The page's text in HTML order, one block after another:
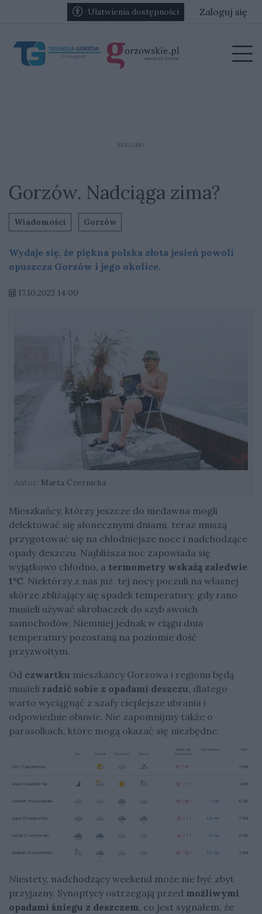
Przejdź do głównych treści
Przejdź do głównego menuUłatwienia dostępności Zaloguj się
REKLAMA
Gorzów. Nadciąga zima?
Wiadomości Gorzów
Wydaje się, że piękna polska złota jesień powoli
opuszcza Gorzów i jego okolice.
17.10.2023 14:00
Autor: Marta Czernicka
Mieszkańcy, którzy jeszcze do niedawna mogli
delektować się słonecznymi dniami, teraz muszą
przygotować się na chłodniejsze noce i nadchodzące
opady deszczu. Najbliższa noc zapowiada się
wyjątkowo chłodno, a termometry wskażą zaledwie
1°C. Niektórzy z nas już tej nocy poczuli na własnej
skórze zbliżający się spadek temperatury, gdy rano
musieli używać skrobaczek do szyb swoich
samochodów. Niemniej jednak w ciągu dnia
temperatury pozostaną na poziomie dość
przyzwoitym.
Od czwartku mieszkańcy Gorzowa i regionu będą
musieli radzić sobie z opadami deszczu, dlatego
warto wyciągnąć z szafy cieplejsze ubrania i
odpowiednie obuwie. Nie zapomnijmy także o
parasolkach, które mogą okazać się niezbędne.
Niestety, nadchodzący weekend może nie być zbyt
przyjazny. Synoptycy ostrzegają przed możliwymi
opadami śniegu z deszczem, co jest sygnałem, że